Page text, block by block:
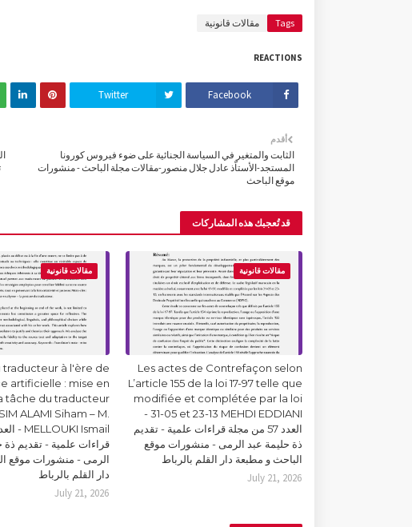
Tags مقالات قانونية
REACTIONS
Facebook
Twitter
أقدم
الثابت والمتغير في السياسة الجنائية على ضوء فيروس كورونا
المستجد-الأستاّذ عادل جلال منصور-مقالات مجلة الباحث - منشورات
موقع الباحث
قد تُعجبك هذه المشاركات
مقالات قانونية
Les actes de Contrefaçon selon
L’article 155 de la loi 17-97 telle que
modifiée et complétée par la loi
31-05 et 23-13 MEHDI EDDIANI -
العدد 57 من مجلة قراءات علمية - تقديم
ذة حليمة عبد الرمى - منشورات موقع
الباحث و مطبعة دار القلم بالرباط
July 21, 2026
مقالات قانونية
traducteur à l'ère de
artificielle : mise en
tâche du traducteur
ALAMI Siham – M.
قراءات علمية - تقديم ذة
الرمى - منشورات موقع
دار القلم بالرباط
July 21, 2026